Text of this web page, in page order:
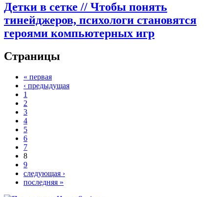
Детки в сетке // Чтобы понять
тинейджеров, психологи становятся
героями компьютерных игр
Страницы
« первая
‹ предыдущая
1
2
3
4
5
6
7
8
9
следующая ›
последняя »